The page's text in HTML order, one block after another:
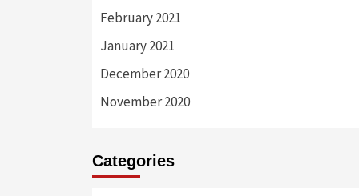
February 2021
January 2021
December 2020
November 2020
Categories